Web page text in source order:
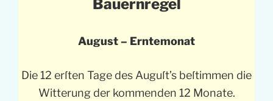
Bauernregel
August – Erntemonat
Die 12 erſten Tage des Auguſt’s beſtimmen die
Witterung der kommenden 12 Monate.